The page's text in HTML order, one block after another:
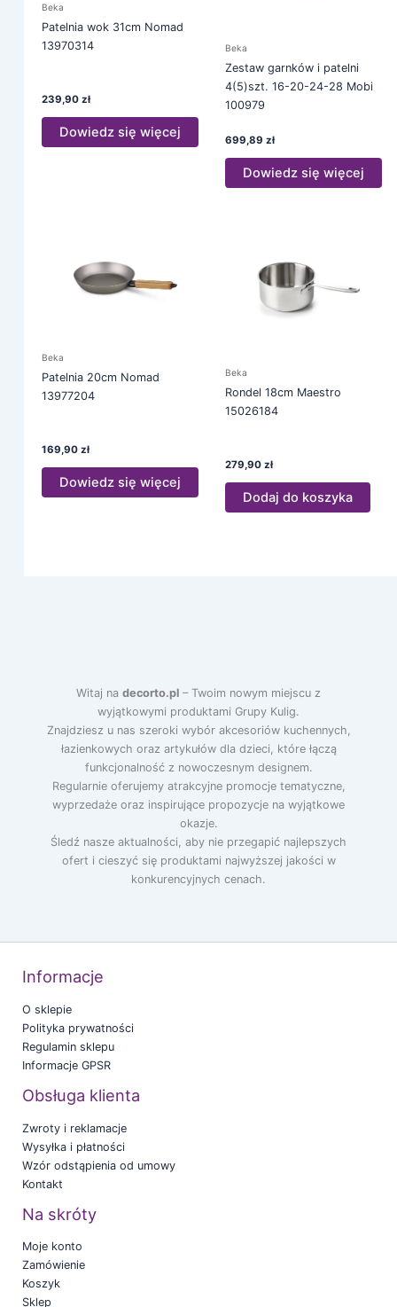
Beka
Patelnia wok 31cm Nomad
13970314
239,90 zł
Dowiedz się więcej
Beka
Zestaw garnków i patelni
4(5)szt. 16-20-24-28 Mobi
100979
699,89 zł
Dowiedz się więcej
Beka
Patelnia 20cm Nomad
13977204
169,90 zł
Dowiedz się więcej
Beka
Rondel 18cm Maestro
15026184
279,90 zł
Dodaj do koszyka
Witaj na decorto.pl – Twoim nowym miejscu z
wyjątkowymi produktami Grupy Kulig.
Znajdziesz u nas szeroki wybór akcesoriów kuchennych,
łazienkowych oraz artykułów dla dzieci, które łączą
funkcjonalność z nowoczesnym designem.
Regularnie oferujemy atrakcyjne promocje tematyczne,
wyprzedaże oraz inspirujące propozycje na wyjątkowe
okazje.
Śledź nasze aktualności, aby nie przegapić najlepszych
ofert i cieszyć się produktami najwyższej jakości w
konkurencyjnych cenach.
Informacje
O sklepie
Polityka prywatności
Regulamin sklepu
Informacje GPSR
Obsługa klienta
Zwroty i reklamacje
Wysyłka i płatności
Wzór odstąpienia od umowy
Kontakt
Na skróty
Moje konto
Zamówienie
Koszyk
Sklep